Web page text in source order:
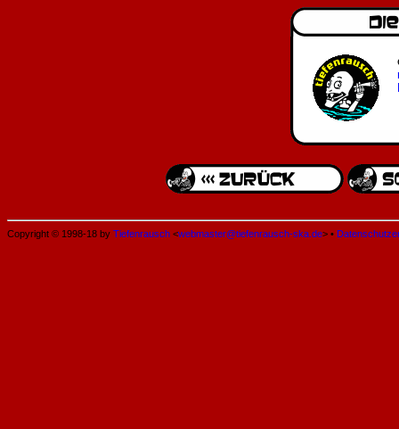
Copyright © 1998-18 by Tiefenrausch <webmaster@tiefenrausch-ska.de> •